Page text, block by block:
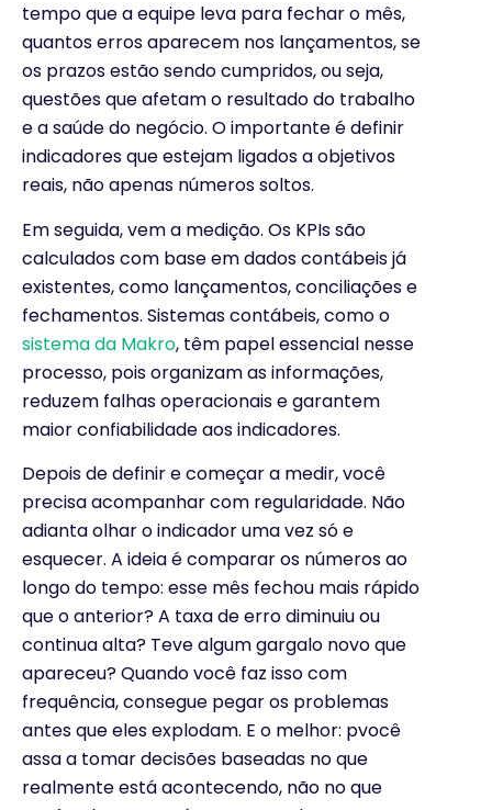
tempo que a equipe leva para fechar o mês,
quantos erros aparecem nos lançamentos, se
os prazos estão sendo cumpridos, ou seja,
questões que afetam o resultado do trabalho
e a saúde do negócio. O importante é definir
indicadores que estejam ligados a objetivos
reais, não apenas números soltos.
Em seguida, vem a medição. Os KPIs são
calculados com base em dados contábeis já
existentes, como lançamentos, conciliações e
fechamentos. Sistemas contábeis, como o
sistema da Makro, têm papel essencial nesse
processo, pois organizam as informações,
reduzem falhas operacionais e garantem
maior confiabilidade aos indicadores.
Depois de definir e começar a medir, você
precisa acompanhar com regularidade. Não
adianta olhar o indicador uma vez só e
esquecer. A ideia é comparar os números ao
longo do tempo: esse mês fechou mais rápido
que o anterior? A taxa de erro diminuiu ou
continua alta? Teve algum gargalo novo que
apareceu? Quando você faz isso com
frequência, consegue pegar os problemas
antes que eles explodam. E o melhor: pvocê
assa a tomar decisões baseadas no que
realmente está acontecendo, não no que